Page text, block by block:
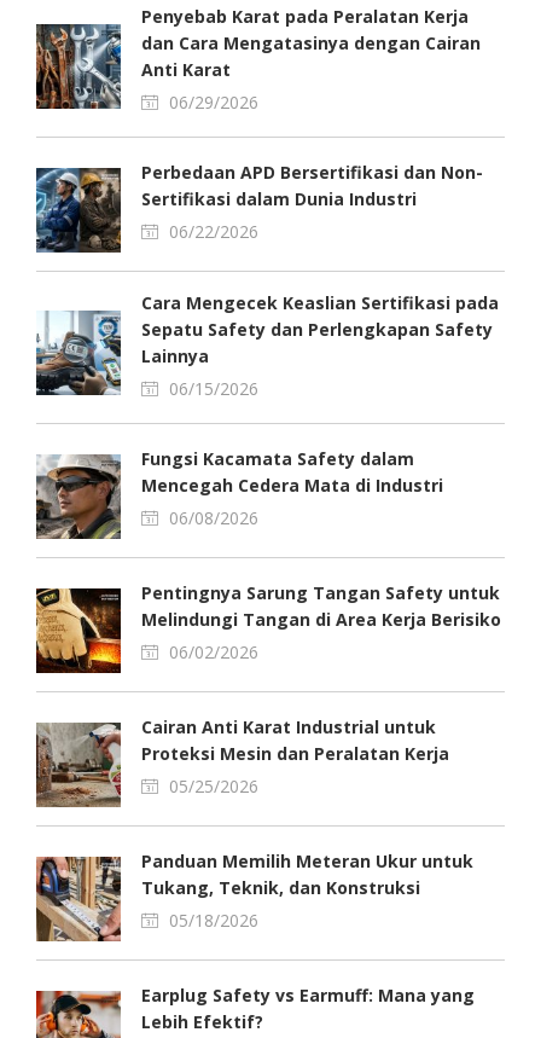
Penyebab Karat pada Peralatan Kerja
dan Cara Mengatasinya dengan Cairan
Anti Karat
06/29/2026
Perbedaan APD Bersertifikasi dan Non-
Sertifikasi dalam Dunia Industri
06/22/2026
Cara Mengecek Keaslian Sertifikasi pada
Sepatu Safety dan Perlengkapan Safety
Lainnya
06/15/2026
Fungsi Kacamata Safety dalam
Mencegah Cedera Mata di Industri
06/08/2026
Pentingnya Sarung Tangan Safety untuk
Melindungi Tangan di Area Kerja Berisiko
06/02/2026
Cairan Anti Karat Industrial untuk
Proteksi Mesin dan Peralatan Kerja
05/25/2026
Panduan Memilih Meteran Ukur untuk
Tukang, Teknik, dan Konstruksi
05/18/2026
Earplug Safety vs Earmuff: Mana yang
Lebih Efektif?